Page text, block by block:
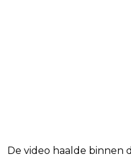
De video haalde binnen